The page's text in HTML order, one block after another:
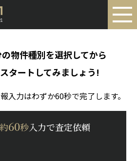
物件種別を選択してから
タートしてみましょう!
入力はわずか60秒で完了します。
約60秒入力で査定依頼